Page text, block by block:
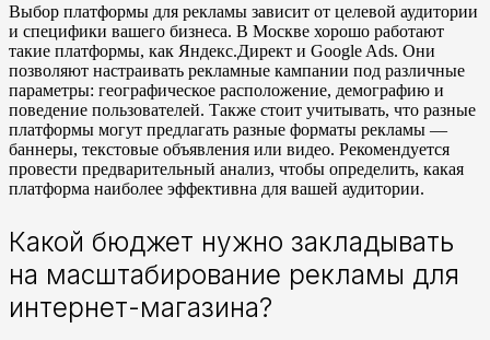
Выбор платформы для рекламы зависит от целевой аудитории
и специфики вашего бизнеса. В Москве хорошо работают
такие платформы, как Яндекс.Директ и Google Ads. Они
позволяют настраивать рекламные кампании под различные
параметры: географическое расположение, демографию и
поведение пользователей. Также стоит учитывать, что разные
платформы могут предлагать разные форматы рекламы —
баннеры, текстовые объявления или видео. Рекомендуется
провести предварительный анализ, чтобы определить, какая
платформа наиболее эффективна для вашей аудитории.
Какой бюджет нужно закладывать
на масштабирование рекламы для
интернет-магазина?